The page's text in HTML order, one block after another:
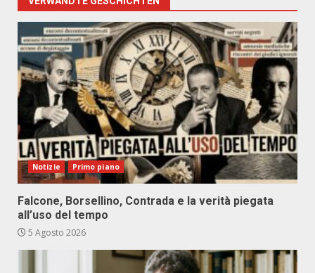
Notizie Primo piano
Falcone, Borsellino, Contrada e la verità piegata
all’uso del tempo
5 Agosto 2026